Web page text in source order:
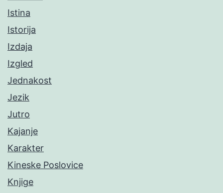
Istina
Istorija
Izdaja
Izgled
Jednakost
Jezik
Jutro
Kajanje
Karakter
Kineske Poslovice
Knjige